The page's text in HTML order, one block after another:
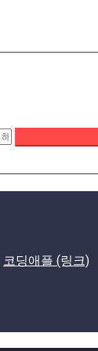
코딩애플 (링크)